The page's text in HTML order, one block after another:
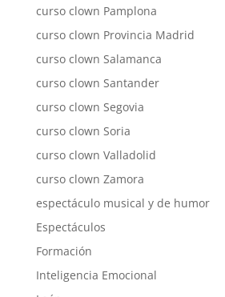
curso clown Pamplona
curso clown Provincia Madrid
curso clown Salamanca
curso clown Santander
curso clown Segovia
curso clown Soria
curso clown Valladolid
curso clown Zamora
espectáculo musical y de humor
Espectáculos
Formación
Inteligencia Emocional